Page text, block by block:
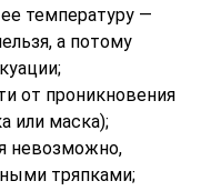
температуру —
а потому
от проникновения
или маска);
невозможно,
тряпками;